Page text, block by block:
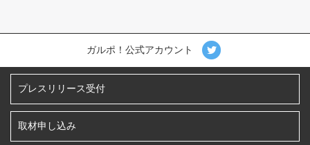
ガルポ！公式アカウント
プレスリリース受付
取材申し込み